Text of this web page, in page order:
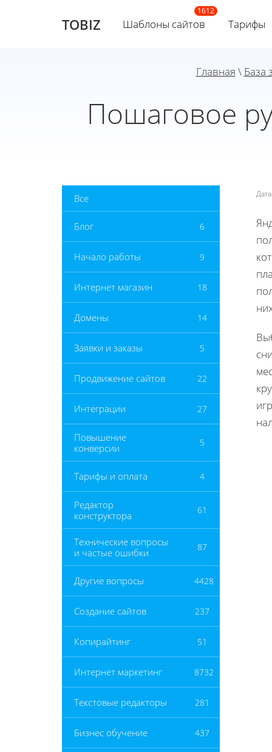
TOBIZ Шаблоны сайтов Тарифы
Главная \ База
Пошаговое
Все
Блог 6
Начало работы 9
Интернет магазин 18
Домены 14
Заявки и заказы 5
Продвижение сайтов 22
Интеграции 27
Повышение
конверсии
5
Тарифы и оплата 4
Редактор
конструктора
61
Технические вопросы
и частые ошибки
87
Другие вопросы 4428
Создание сайтов 237
Копирайтинг 51
Интернет маркетинг 8732
Текстовые редакторы 281
Бизнес обучение 437